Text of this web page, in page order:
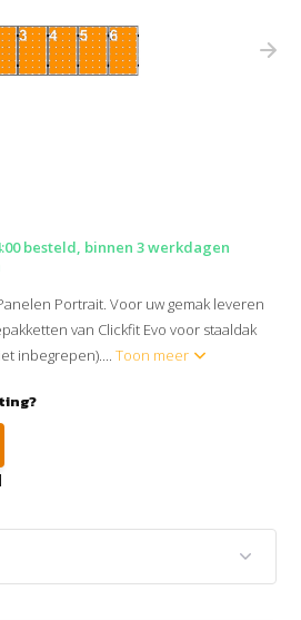
besteld, binnen 3 werkdagen
Portrait. Voor uw gemak leveren
van Clickfit Evo voor staaldak
inbegrepen)....Toon meer